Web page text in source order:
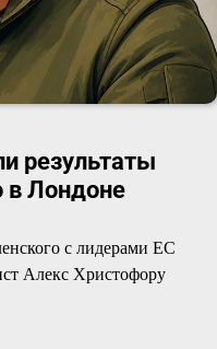
результаты
в Лондоне
с лидерами ЕС
Алекс Христофору